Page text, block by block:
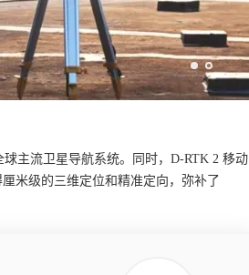
主流卫星导航系统。同时，D-RTK 2 移动
米级的三维定位和精准定向，弥补了